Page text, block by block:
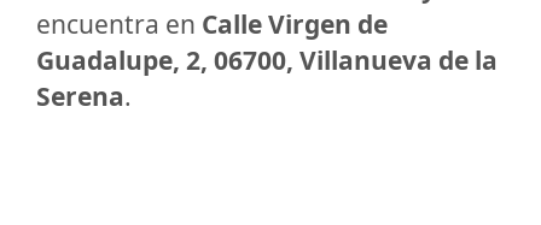
encuentra en Calle Virgen de
Guadalupe, 2, 06700, Villanueva de la
Serena.